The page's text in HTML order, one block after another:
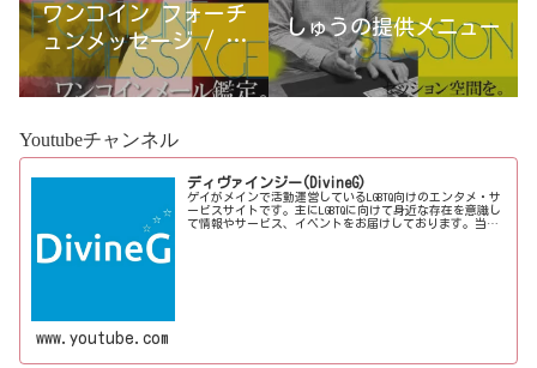
ワンコイン フォーチ
ュンメッセージ / 古
宮優雨
しゅうの提供メニュー
Youtubeチャンネル
ディヴァインジー(DivineG)
ゲイがメインで活動運営しているLGBTQ向けのエンタメ・サ
ービスサイトです。主にLGBTQに向けて身近な存在を意識し
て情報やサービス、イベントをお届けしております。当事
www.youtube.com